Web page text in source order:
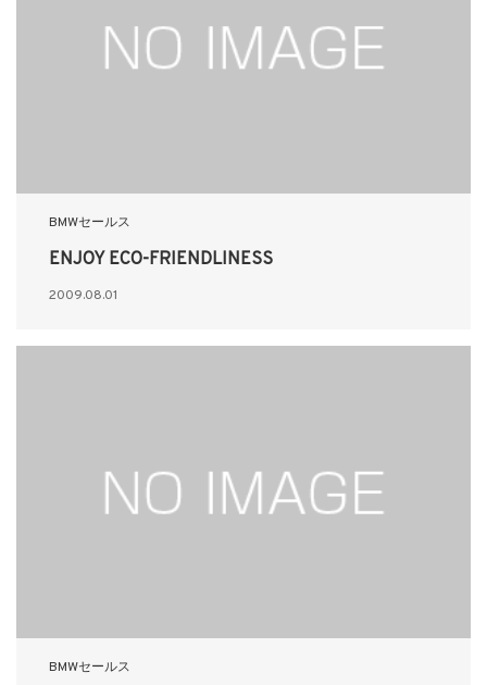
BMWセールス
ENJOY ECO-FRIENDLINESS
2009.08.01
BMWセールス